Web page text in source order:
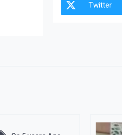
Twitter